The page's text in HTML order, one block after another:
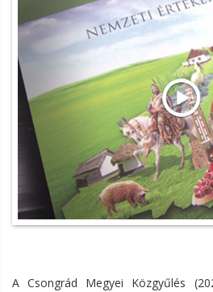
A Csongrád Megyei Közgyűlés